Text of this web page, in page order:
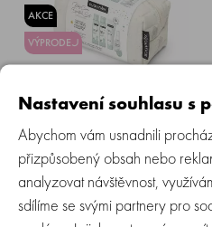
AKCE
VÝPRODEJ
SUAVINEX | Kosmetická sada na
cesty V BAVLNĚNÉ TAŠTIČCE -
Skladem > 5 ks
549 Kč
399 Kč
Nastavení souhlasu s
Abychom vám usnadnili
přizpůsobený obsah nebo
analyzovat návštěvnost,
sdílíme se svými partnery pro